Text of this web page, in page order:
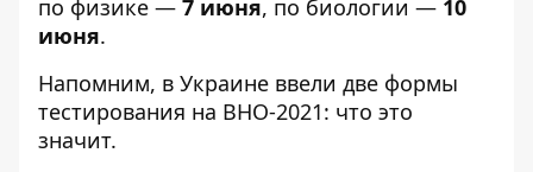
по физике — 7 июня, по биологии — 10
июня.
Напомним, в Украине ввели две формы
тестирования на ВНО-2021: что это
значит.